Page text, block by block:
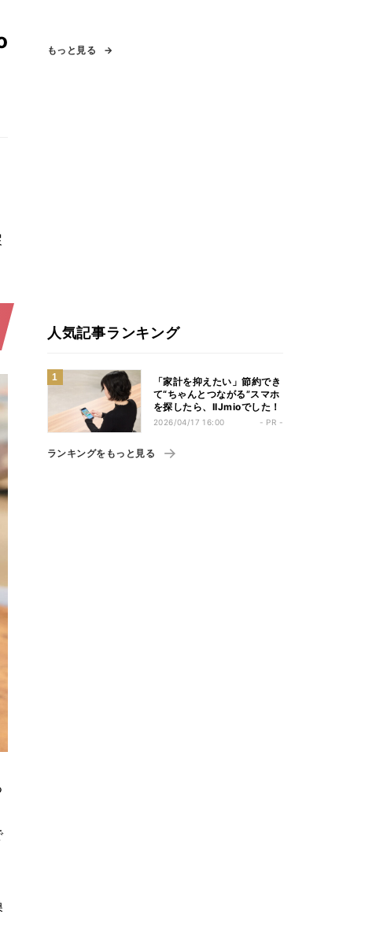
もっと見る
人気記事ランキング
「家計を抑えたい」節約でき
て“ちゃんとつながる”スマホ
を探したら、IIJmioでした！
2026/04/17 16:00 - PR -
ランキングをもっと見る